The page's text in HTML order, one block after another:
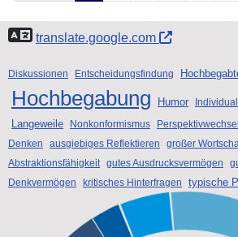
translate.google.com
Diskussionen Entscheidungsfindung
Hochbegabung Humor
Langeweile Nonkonformismus Perspektivwechsel
Denken
ausgiebiges Reflektieren großer
Abstraktionsfähigkeit gutes Ausdrucksvermögen
Denkvermögen
kritisches Hinterfragen typische